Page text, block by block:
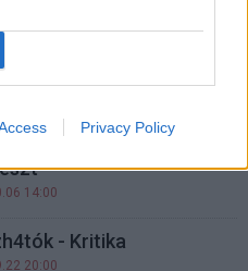
Privacy Policy
A pusztító
18:00
14:00
- Kritika
20:00